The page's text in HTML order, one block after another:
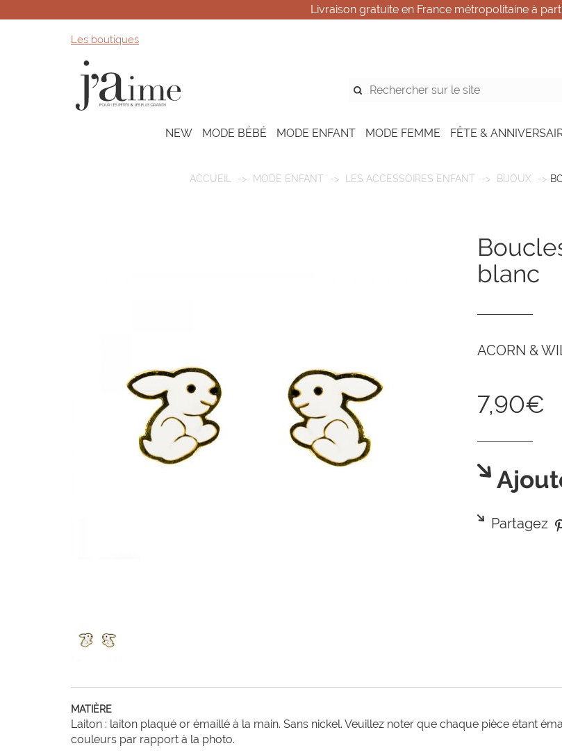
Livraison gratuite en France métropolitaine à
Les boutiques
NEW MODE BÉBÉ MODE ENFANT MODE FEMME FÊTE &
ACCUEIL MODE ENFANT LES ACCESSOIRES ENFANT BIJOUX
boucles d'oreille - bob lapin
blanc
ACORN &
7,90€
Partagez
MATIÈRE
Laiton : laiton plaqué or émaillé à la main. Sans nickel. Veuillez noter que chaque pièce étant
couleurs par rapport à la photo.